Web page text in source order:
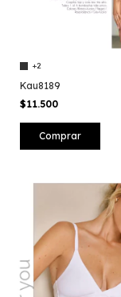
+2
Kau8189
$11.500
Comprar